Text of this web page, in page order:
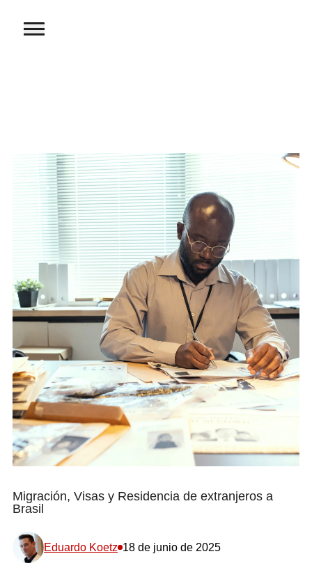
Migración, Visas y Residencia de extranjeros a
Brasil
Eduardo Koetz 18 de junio de 2025